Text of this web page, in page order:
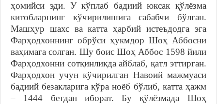
ҳомийси эди. У кўплаб бадиий юксак қўлёзма
китобларнинг кўчирилишига сабабчи бўлган.
Машҳур шахс ва катта ҳарбий истеъдодга эга
Фарҳодхоннинг обрўси ҳукмдор Шоҳ Аббосни
ваҳимага солган. Шу боис Шоҳ Аббос 1598 йили
Фарҳодхонни сотқинликда айблаб, қатл эттирган.
Фарҳодхон учун кўчирилган Навоий мажмуаси
бадиий безакларига кўра ноёб бўлиб, катта ҳажм
– 1444 бетдан иборат. Бу қўлёзмада Шоҳ